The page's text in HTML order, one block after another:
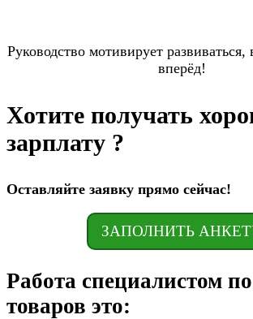
Руководство мотивирует развиваться,
вперёд!
Хотите получать
зарплату ?
Оставляйте заявку прямо сейчас!
ЗАПОЛНИТЬ
Работа специалистом
товаров это: